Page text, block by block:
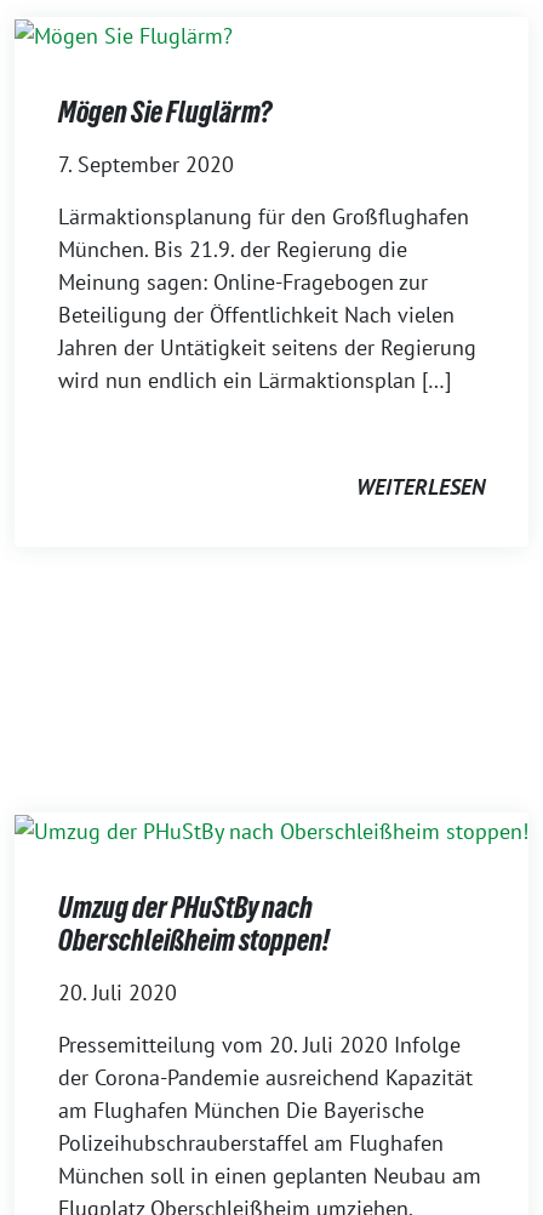
Mögen Sie Fluglärm?
7. September 2020
Lärmaktionsplanung für den Großflughafen
München. Bis 21.9. der Regierung die
Meinung sagen: Online-Fragebogen zur
Beteiligung der Öffentlichkeit Nach vielen
Jahren der Untätigkeit seitens der Regierung
wird nun endlich ein Lärmaktionsplan […]
WEITERLESEN
Umzug der PHuStBy nach
Oberschleißheim stoppen!
20. Juli 2020
Pressemitteilung vom 20. Juli 2020 Infolge
der Corona-Pandemie ausreichend Kapazität
am Flughafen München Die Bayerische
Polizeihubschrauberstaffel am Flughafen
München soll in einen geplanten Neubau am
Flugplatz Oberschleißheim umziehen.